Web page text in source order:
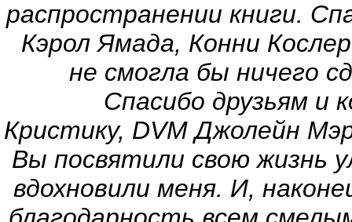
распространении книги.
Кэрол Ямада, Конни
не смогла бы ничего
Спасибо друзьям и
Кристику, DVM Джолейн
Вы посвятили свою жизнь
вдохновили меня. И,